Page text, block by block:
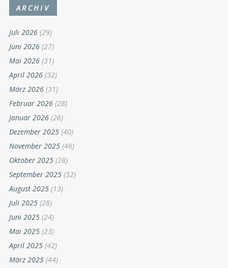
ARCHIV
Juli 2026 (29)
Juni 2026 (27)
Mai 2026 (31)
April 2026 (32)
März 2026 (31)
Februar 2026 (28)
Januar 2026 (26)
Dezember 2025 (40)
November 2025 (46)
Oktober 2025 (28)
September 2025 (32)
August 2025 (13)
Juli 2025 (28)
Juni 2025 (24)
Mai 2025 (23)
April 2025 (42)
März 2025 (44)